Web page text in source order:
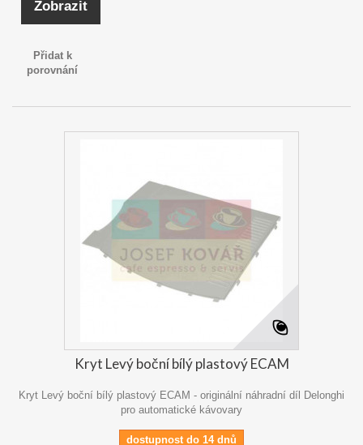
Zobrazit
Přidat k
porovnání
Kryt Levý boční bílý plastový ECAM
Kryt Levý boční bílý plastový ECAM - originální náhradní díl Delonghi
pro automatické kávovary
dostupnost do 14 dnů